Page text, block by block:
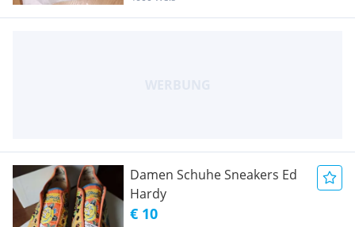
Damen Schuhe Sneakers Ed
Hardy
€ 10